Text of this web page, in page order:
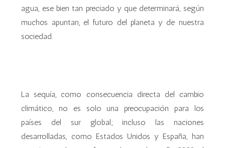
agua, ese bien tan preciado y que determinará, según
muchos apuntan, el futuro del planeta y de nuestra
sociedad.
La sequía, como consecuencia directa del cambio
climático, no es solo una preocupación para los
países del sur global; incluso las naciones
desarrolladas, como Estados Unidos y España, han